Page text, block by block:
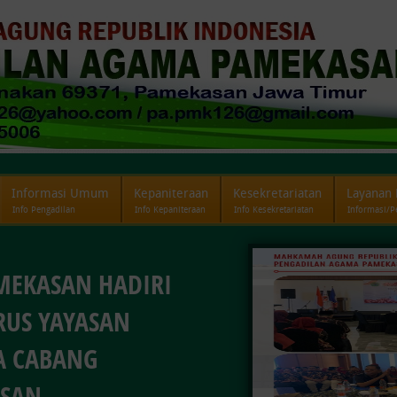
Informasi Umum
Info Pengadilan
Kepaniteraan
Info Kepaniteraan
Kesekretariatan
Info Kesekretariatan
Layanan
Informasi/
RKBMN DAN
PRESTASI
AWARDS
PAMEKASAN
INTEGRITAS
HADIRI
YAYASAN
CABANG